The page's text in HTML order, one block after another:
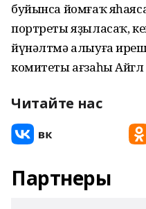
буйынса йомғаҡ
портреты яҙыласаҡ,
йүнәлтмә алыуға
комитеты ағзаһы
Читайте нас
Партнеры